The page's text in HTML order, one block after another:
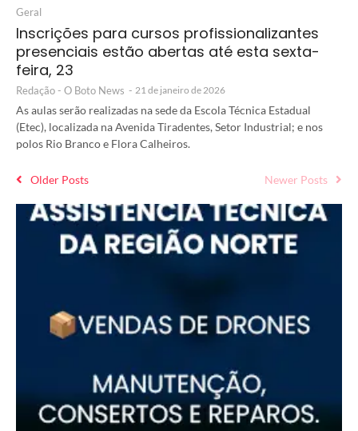
Geral
Inscrições para cursos profissionalizantes
presenciais estão abertas até esta sexta-
feira, 23
Redação - O Boto News - 21 de janeiro de 2026
As aulas serão realizadas na sede da Escola Técnica Estadual
(Etec), localizada na Avenida Tiradentes, Setor Industrial; e nos
polos Rio Branco e Flora Calheiros.
Older Posts Newer Posts